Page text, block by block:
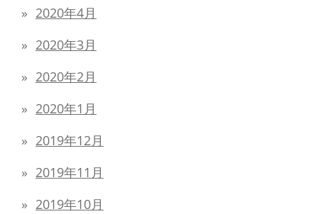
2020年4月
2020年3月
2020年2月
2020年1月
2019年12月
2019年11月
2019年10月